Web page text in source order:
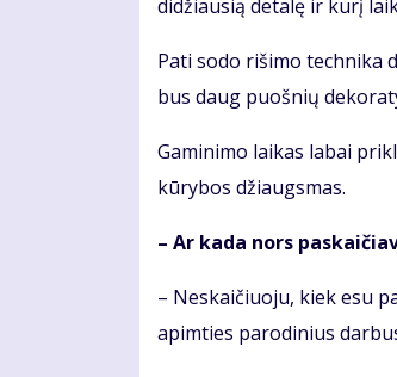
di­džiau­sią de­ta­lę ir ku­rį
Pa­ti so­do ri­ši­mo tech­ni­ka
bus daug puoš­nių
Ga­mi­ni­mo lai­kas la­bai
kū­ry­bos džiaugs­mas.
– Ar ka­da nors
– Ne­skai­čiuo­ju, kiek esu
ap­im­ties pa­ro­di­nius